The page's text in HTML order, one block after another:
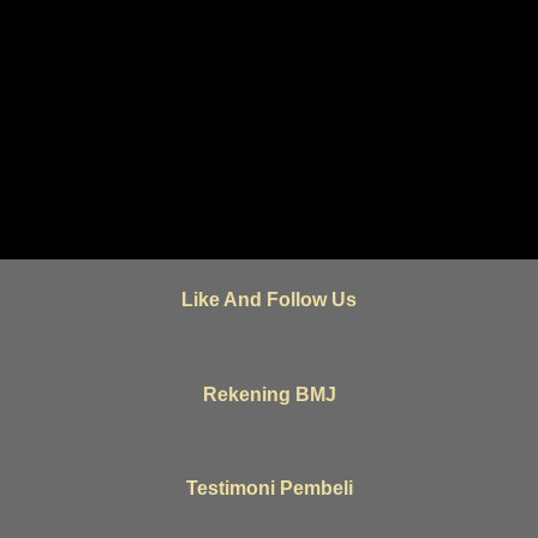
Like And Follow Us
Rekening BMJ
Testimoni Pembeli